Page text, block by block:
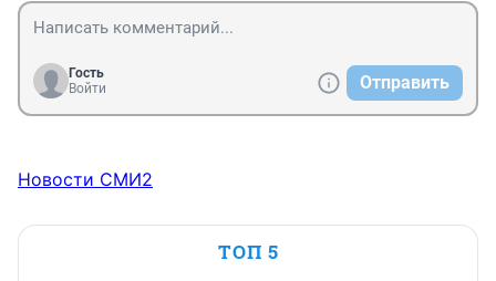
Гость
Войти
Отправить
Новости СМИ2
ТОП 5